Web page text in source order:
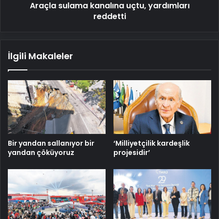
Araçla sulama kanalına uçtu, yardımları
reddetti
İlgili Makaleler
Bir yandan sallanıyor bir
yandan çöküyoruz
‘Milliyetçilik kardeşlik
projesidir’